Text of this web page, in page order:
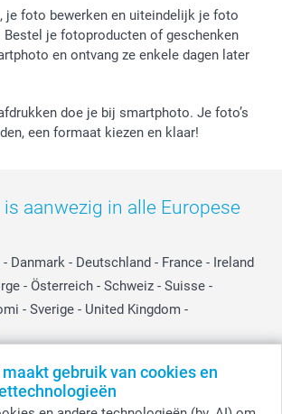
gebruik van cookies en
je foto bewerken en uiteindelijk je foto
Bestel je fotoproducten of geschenken
en ontvang ze enkele dagen later
doe je bij smartphoto. Je foto’s
een formaat kiezen en klaar!
aanwezig in alle Europese
- Danmark - Deutschland - France - Ireland
- Österreich - Schweiz - Suisse -
- Sverige - United Kingdom -
(€) inclusief BTW en exclusief verzendkosten.